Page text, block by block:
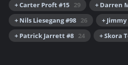
+ Carter Proft #15 29 + Darren
+ Nils Liesegang #98 26 +
+ Patrick Jarrett #8 24 + Skora